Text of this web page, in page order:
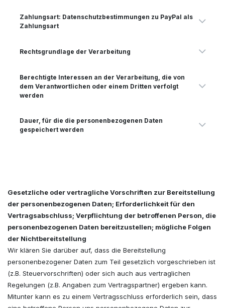
Zahlungsart: Datenschutzbestimmungen zu PayPal als
Zahlungsart
Rechtsgrundlage der Verarbeitung
Berechtigte Interessen an der Verarbeitung, die von
dem Verantwortlichen oder einem Dritten verfolgt
werden
Dauer, für die die personenbezogenen Daten
gespeichert werden
Gesetzliche oder vertragliche Vorschriften zur Bereitstellung
der personenbezogenen Daten; Erforderlichkeit für den
Vertragsabschluss; Verpflichtung der betroffenen Person, die
personenbezogenen Daten bereitzustellen; mögliche Folgen
der Nichtbereitstellung
Wir klären Sie darüber auf, dass die Bereitstellung
personenbezogener Daten zum Teil gesetzlich vorgeschrieben ist
(z.B. Steuervorschriften) oder sich auch aus vertraglichen
Regelungen (z.B. Angaben zum Vertragspartner) ergeben kann.
Mitunter kann es zu einem Vertragsschluss erforderlich sein, dass